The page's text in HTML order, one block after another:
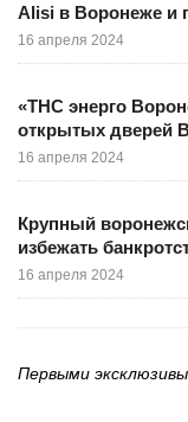
Alisi в Воронеже и
16 апреля 2024
«ТНС энерго
открытых дверей
16 апреля 2024
Крупный
избежать
16 апреля 2024
Первыми